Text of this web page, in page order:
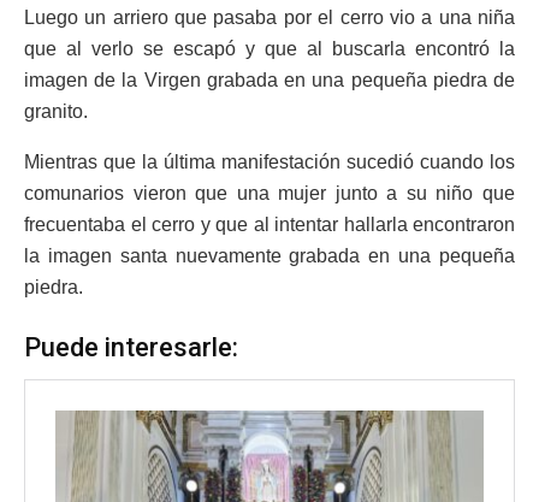
Luego un arriero que pasaba por el cerro vio a una niña
que al verlo se escapó y que al buscarla encontró la
imagen de la Virgen grabada en una pequeña piedra de
granito.
Mientras que la última manifestación sucedió cuando los
comunarios vieron que una mujer junto a su niño que
frecuentaba el cerro y que al intentar hallarla encontraron
la imagen santa nuevamente grabada en una pequeña
piedra.
Puede interesarle: